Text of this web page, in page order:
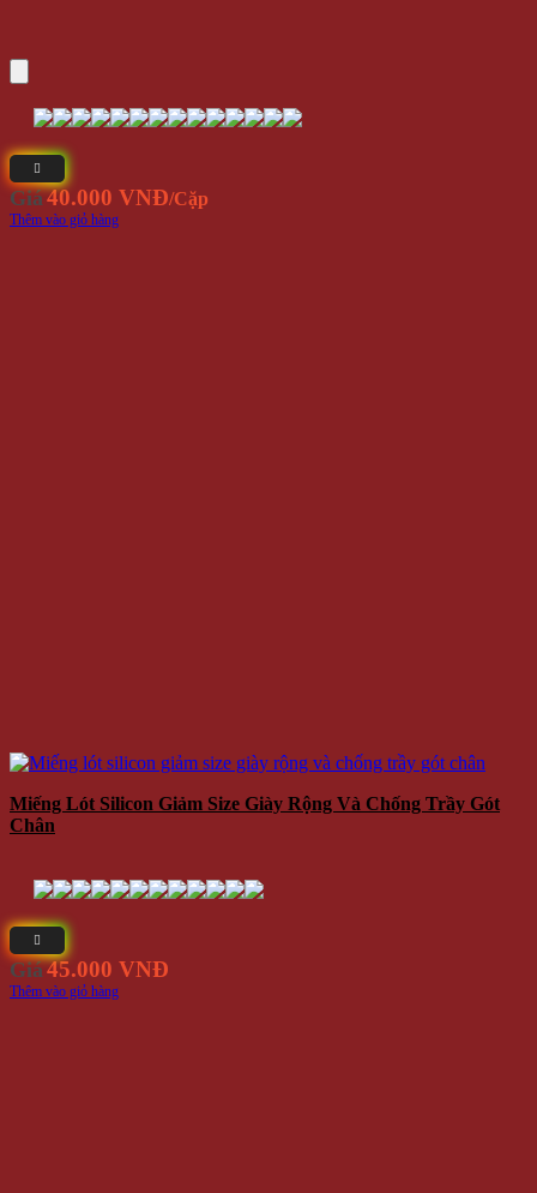
Giá40.000 VNĐ/Cặp
Thêm vào giỏ hàng
Miếng Lót Silicon Giảm Size Giày Rộng Và Chống Trầy Gót
Chân
Giá45.000 VNĐ
Thêm vào giỏ hàng